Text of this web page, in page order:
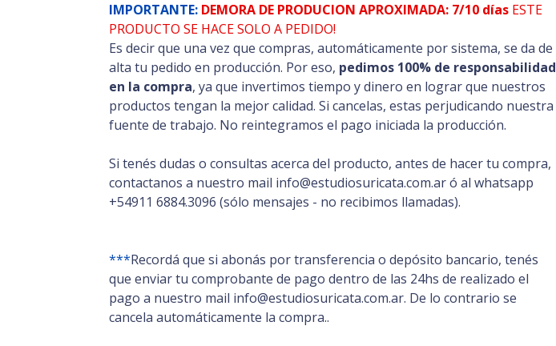
IMPORTANTE: DEMORA DE PRODUCION APROXIMADA: 7/10 días ESTE
PRODUCTO SE HACE SOLO A PEDIDO!
Es decir que una vez que compras, automáticamente por sistema, se da de
alta tu pedido en producción. Por eso, pedimos 100% de responsabilidad
en la compra, ya que invertimos tiempo y dinero en lograr que nuestros
productos tengan la mejor calidad. Si cancelas, estas perjudicando nuestra
fuente de trabajo. No reintegramos el pago iniciada la producción.
Si tenés dudas o consultas acerca del producto, antes de hacer tu compra,
contactanos a nuestro mail info@estudiosuricata.com.ar ó al whatsapp
+54911 6884.3096 (sólo mensajes - no recibimos llamadas).
***Recordá que si abonás por transferencia o depósito bancario, tenés
que enviar tu comprobante de pago dentro de las 24hs de realizado el
pago a nuestro mail info@estudiosuricata.com.ar. De lo contrario se
cancela automáticamente la compra..